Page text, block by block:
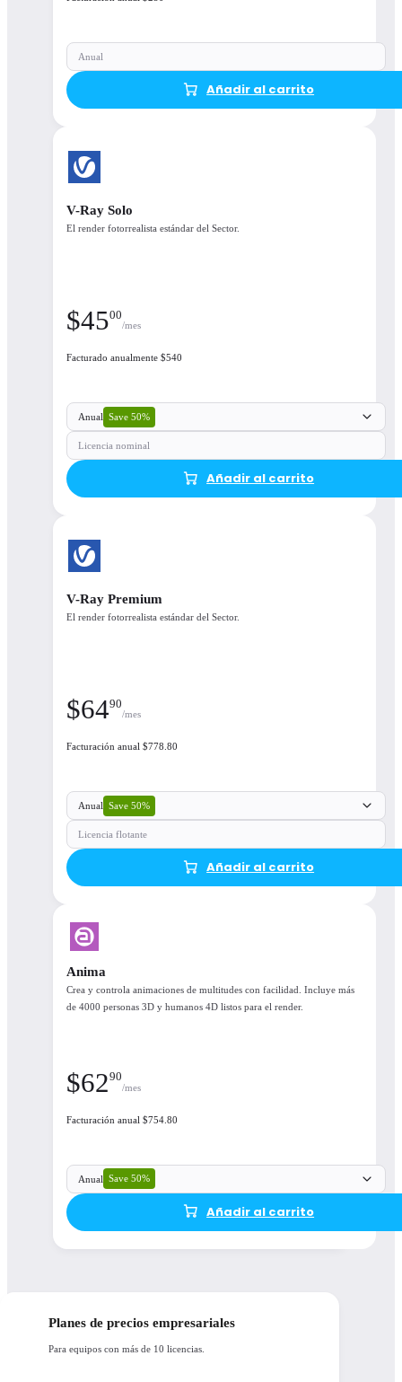
Open details
Anual
Añadir al carrito
V-Ray Solo
El render fotorrealista estándar del Sector.
$4500
/mes
Facturado anualmente $540
Anual Save 50%
Licencia nominal
Añadir al carrito
V-Ray Premium
El render fotorrealista estándar del Sector.
$6490
/mes
Facturación anual $778.80
Anual Save 50%
Licencia flotante
Añadir al carrito
Anima
Crea y controla animaciones de multitudes con facilidad. Incluye más
de 4000 personas 3D y humanos 4D listos para el render.
$6290
/mes
Facturación anual $754.80
Anual Save 50%
Añadir al carrito
Planes de precios empresariales
Para equipos con más de 10 licencias.